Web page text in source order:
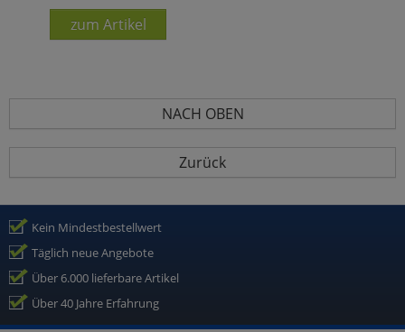
zum Artikel
NACH OBEN
Zurück
Kein Mindestbestellwert
Täglich neue Angebote
Über 6.000 lieferbare Artikel
Über 40 Jahre Erfahrung